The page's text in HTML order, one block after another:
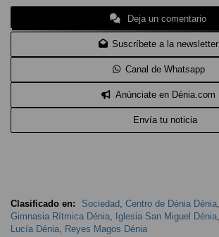
Deja un comentario
Suscríbete a la newsletter
Canal de Whatsapp
Anúnciate en Dénia.com
Envía tu noticia
Clasificado en: Sociedad Centro de Dénia Dénia
Gimnasia Rítmica Dénia Iglesia San Miguel Dénia
Lucía Dénia Reyes Magos Dénia